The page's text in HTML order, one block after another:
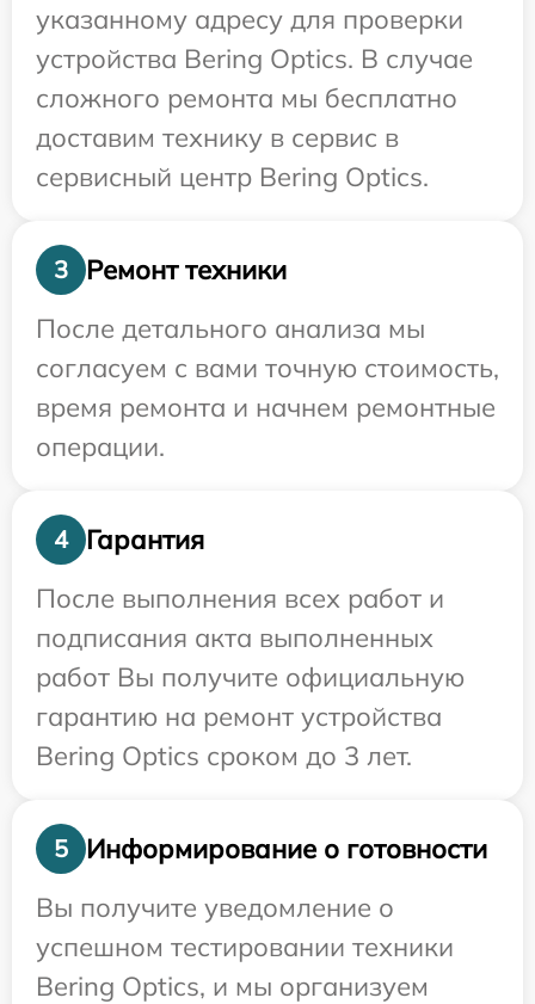
указанному адресу для проверки
устройства Bering Optics. В случае
сложного ремонта мы бесплатно
доставим технику в сервис в
сервисный центр Bering Optics.
3
Ремонт техники
После детального анализа мы
согласуем с вами точную стоимость,
время ремонта и начнем ремонтные
операции.
4
Гарантия
После выполнения всех работ и
подписания акта выполненных
работ Вы получите официальную
гарантию на ремонт устройства
Bering Optics сроком до 3 лет.
5
Информирование о готовности
Вы получите уведомление о
успешном тестировании техники
Bering Optics, и мы организуем